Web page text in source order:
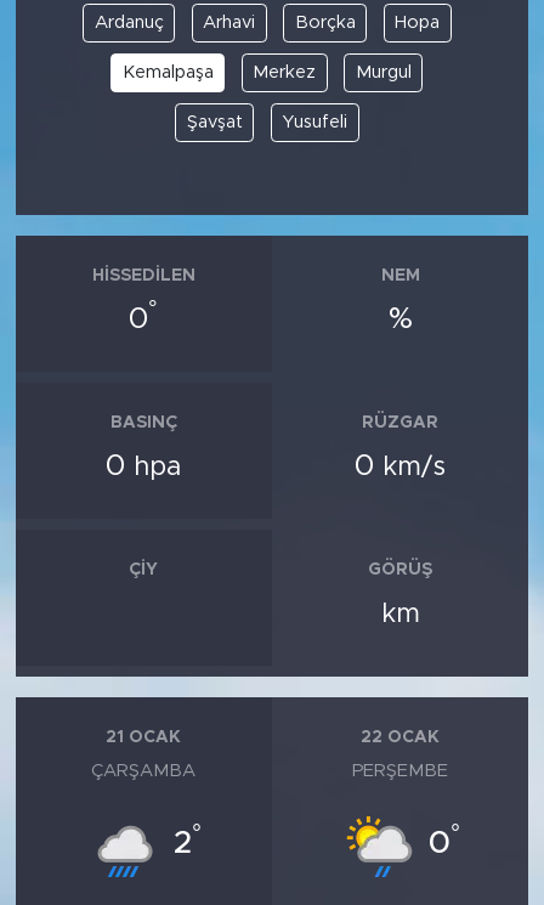
Ardanuç Arhavi Borçka Hopa
Kemalpaşa Merkez Murgul
Şavşat Yusufeli
HISSEDILEN
0°
NEM
%
BASINÇ
0 hpa
RÜZGAR
0 km/s
ÇIY GÖRÜŞ
km
21 OCAK
ÇARŞAMBA
2°
22 OCAK
PERŞEMBE
0°